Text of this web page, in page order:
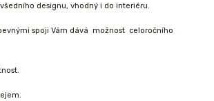
designu, vhodný i do interiéru.
spoji Vám dává možnost celoročního